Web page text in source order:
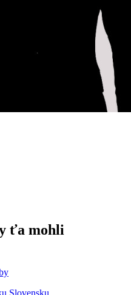
ťa mohli
Slovensku